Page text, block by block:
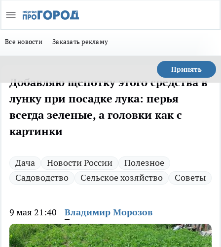
Все новости Заказать рекламу
Принять
Добавляю щепотку этого средства в
лунку при посадке лука: перья
всегда зеленые, а головки как с
картинки
Дача Новости России
Полезное
Садоводство
Сельское хозяйство Советы
9 мая 21:40 Владимир Морозов